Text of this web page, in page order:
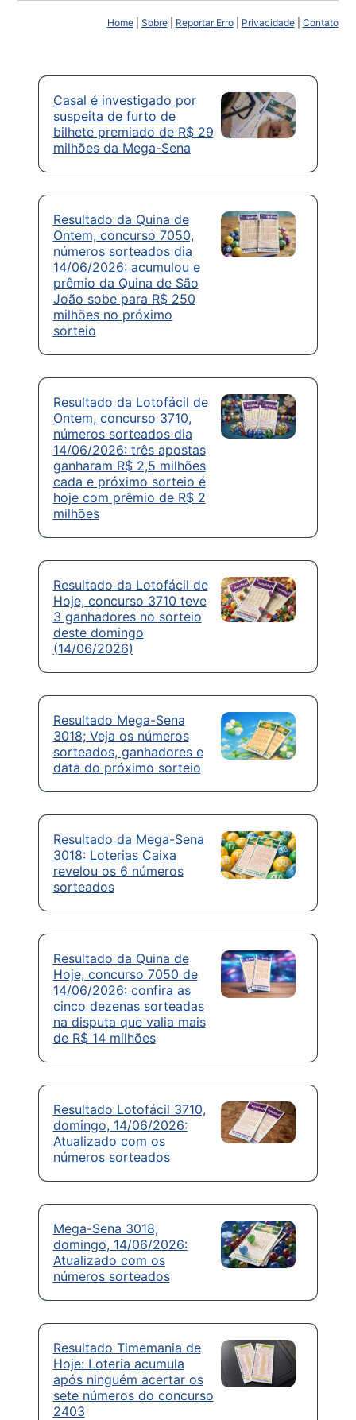
Home| Sobre| Reportar Erro| Privacidade| Contato
Casal é investigado por
suspeita de furto de
bilhete premiado de R$ 29
milhões da Mega-Sena
Resultado da Quina de
Ontem, concurso 7050,
números sorteados dia
14/06/2026: acumulou e
prêmio da Quina de São
João sobe para R$ 250
milhões no próximo
sorteio
Resultado da Lotofácil de
Ontem, concurso 3710,
números sorteados dia
14/06/2026: três apostas
ganharam R$ 2,5 milhões
cada e próximo sorteio é
hoje com prêmio de R$ 2
milhões
Resultado da Lotofácil de
Hoje, concurso 3710 teve
3 ganhadores no sorteio
deste domingo
(14/06/2026)
Resultado Mega-Sena
3018; Veja os números
sorteados, ganhadores e
data do próximo sorteio
Resultado da Mega-Sena
3018: Loterias Caixa
revelou os 6 números
sorteados
Resultado da Quina de
Hoje, concurso 7050 de
14/06/2026: confira as
cinco dezenas sorteadas
na disputa que valia mais
de R$ 14 milhões
Resultado Lotofácil 3710,
domingo, 14/06/2026:
Atualizado com os
números sorteados
Mega-Sena 3018,
domingo, 14/06/2026:
Atualizado com os
números sorteados
Resultado Timemania de
Hoje: Loteria acumula
após ninguém acertar os
sete números do concurso
2403